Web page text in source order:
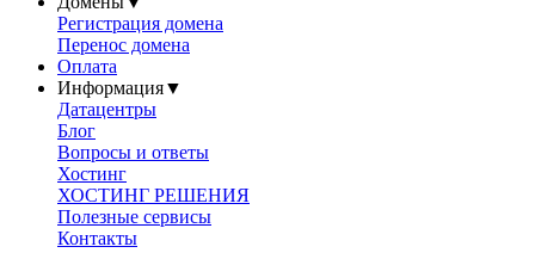
Регистрация домена
Перенос домена
Оплата
Информация▼
Датацентры
Блог
Вопросы и ответы
Хостинг
ХОСТИНГ РЕШЕНИЯ
Полезные сервисы
Контакты